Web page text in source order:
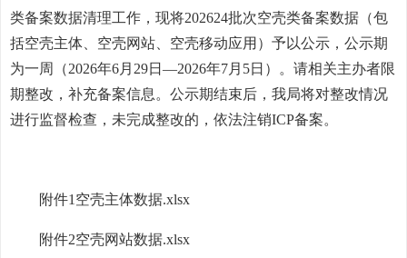
类备案数据清理工作，现将202624批次空壳类备案数据（包
括空壳主体、空壳网站、空壳移动应用）予以公示，公示期
为一周（2026年6月29日—2026年7月5日）。请相关主办者限
期整改，补充备案信息。公示期结束后，我局将对整改情况
进行监督检查，未完成整改的，依法注销ICP备案。
附件1空壳主体数据.xlsx
附件2空壳网站数据.xlsx